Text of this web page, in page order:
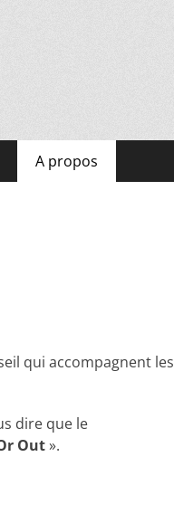
A propos
qui accompagnent les
dire que le
Out».